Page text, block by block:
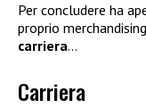
Per concludere ha
proprio
carriera…
Carriera